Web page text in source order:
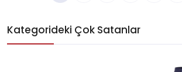
Kategorideki Çok Satanlar